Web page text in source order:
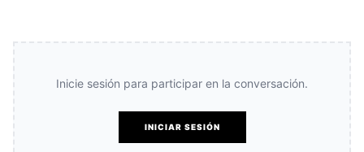
Inicie sesión para participar en la conversación.
INICIAR SESIÓN